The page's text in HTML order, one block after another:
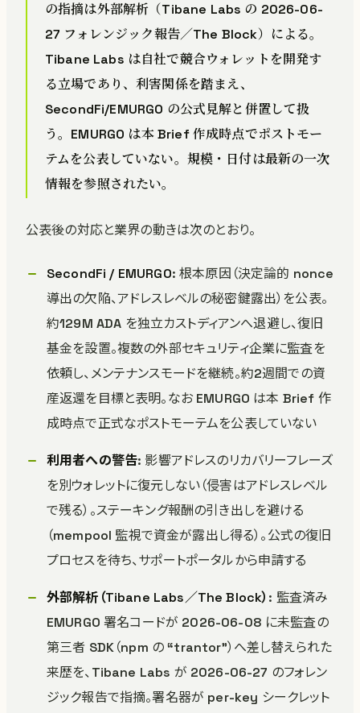
の指摘は外部解析（Tibane Labs の 2026-06-
27 フォレンジック報告／The Block）による。
Tibane Labs は自社で競合ウォレットを開発す
る立場であり、利害関係を踏まえ、
SecondFi/EMURGO の公式見解と併置して扱
う。EMURGO は本 Brief 作成時点でポストモー
テムを公表していない。規模・日付は最新の一次
情報を参照されたい。
公表後の対応と業界の動きは次のとおり。
SecondFi / EMURGO: 根本原因（決定論的 nonce
導出の欠陥、アドレスレベルの秘密鍵露出）を公表。
約129M ADA を独立カストディアンへ退避し、復旧
基金を設置。複数の外部セキュリティ企業に監査を
依頼し、メンテナンスモードを継続。約2週間での資
産返還を目標と表明。なお EMURGO は本 Brief 作
成時点で正式なポストモーテムを公表していない
利用者への警告: 影響アドレスのリカバリーフレーズ
を別ウォレットに復元しない（侵害はアドレスレベル
で残る）。ステーキング報酬の引き出しを避ける
（mempool 監視で資金が露出し得る）。公式の復旧
プロセスを待ち、サポートポータルから申請する
外部解析（Tibane Labs／The Block） : 監査済み
EMURGO 署名コードが 2026-06-08 に未監査の
第三者 SDK（npm の “trantor”）へ差し替えられた
来歴を、Tibane Labs が 2026-06-27 のフォレン
ジック報告で指摘。署名器が per-key シークレット